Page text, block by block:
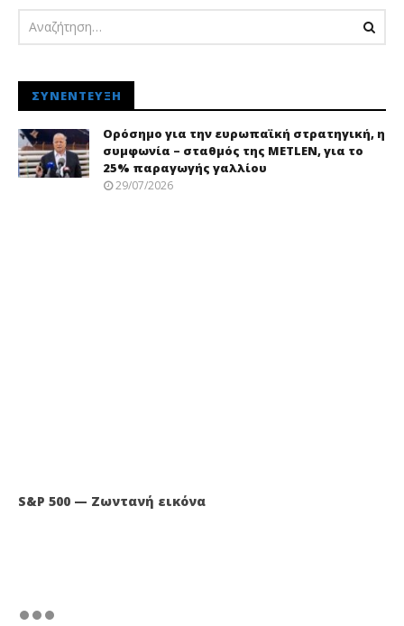
ΣΥΝΈΝΤΕΥΞΗ
Ορόσημο για την ευρωπαϊκή στρατηγική, η
συμφωνία – σταθμός της METLEN, για το
25% παραγωγής γαλλίου
29/07/2026
S&P 500 — Ζωντανή εικόνα